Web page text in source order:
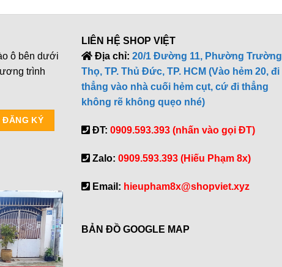
ô bên dưới
trình
LIÊN HỆ SHOP VIỆT
Địa chỉ: 20/1 Đường 11, Phường Trường
Thọ, TP. Thủ Đức, TP. HCM (Vào hẻm 20, đi
thẳng vào nhà cuối hẻm cụt, cứ đi thẳng
không rẽ không quẹo nhé)
ĐT: 0909.593.393 (nhấn vào gọi ĐT)
Zalo: 0909.593.393 (Hiếu Phạm 8x)
Email: hieupham8x@shopviet.xyz
BẢN ĐỒ GOOGLE MAP